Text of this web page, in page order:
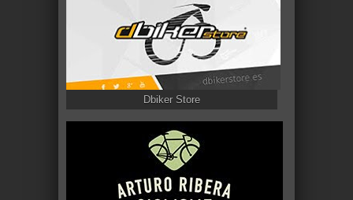
Dbiker Store